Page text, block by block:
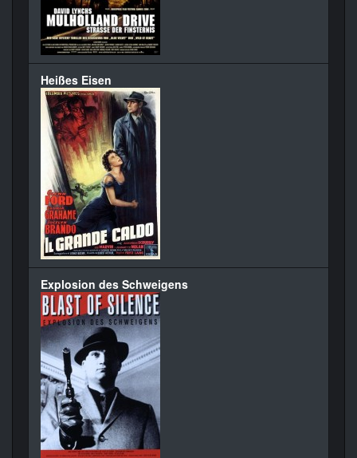
Heißes Eisen
Explosion des Schweigens